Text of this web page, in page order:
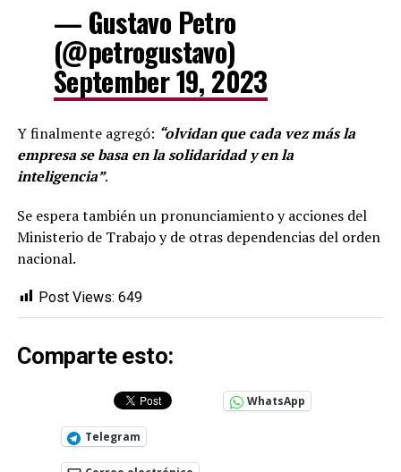
— Gustavo Petro
(@petrogustavo)
September 19, 2023
Y finalmente agregó: “olvidan que cada vez más la
empresa se basa en la solidaridad y en la
inteligencia”.
Se espera también un pronunciamiento y acciones del
Ministerio de Trabajo y de otras dependencias del orden
nacional.
Post Views: 649
Comparte esto:
WhatsApp
Telegram